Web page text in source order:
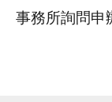
事務所詢問申